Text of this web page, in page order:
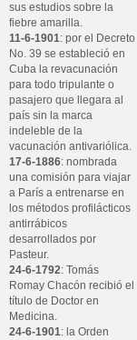
sus estudios sobre la
fiebre amarilla.
11-6-1901: por el Decreto
No. 39 se estableció en
Cuba la revacunación
para todo tripulante o
pasajero que llegara al
país sin la marca
indeleble de la
vacunación antivariólica.
17-6-1886: nombrada
una comisión para viajar
a París a entrenarse en
los métodos profilácticos
antirrábicos
desarrollados por
Pasteur.
24-6-1792: Tomás
Romay Chacón recibió el
título de Doctor en
Medicina.
24-6-1901: la Orden